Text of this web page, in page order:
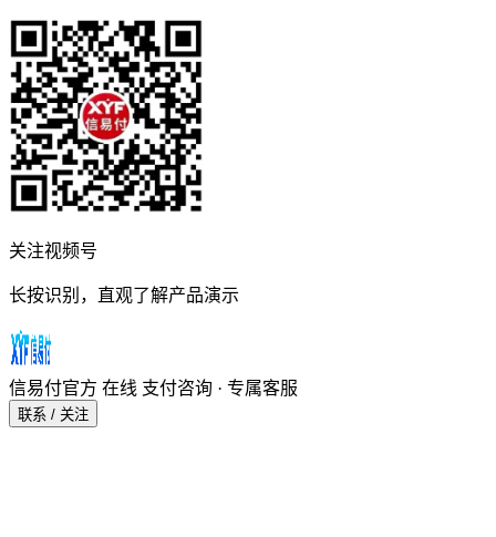
关注视频号
长按识别，直观了解产品演示
信易付官方 在线 支付咨询 · 专属客服
联系 / 关注